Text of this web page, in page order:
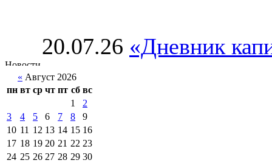
20.07.26 «Дневник
« Август 2026
пн вт ср чт пт сб вс
1
2
3
4 5 6 7 8
9
10 11 12 13 14 15 16
17 18 19 20 21 22 23
24 25 26 27 28 29 30